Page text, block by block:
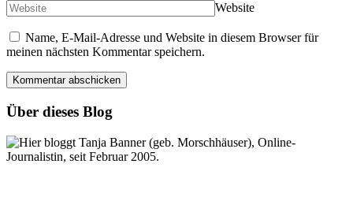
Website
Name, E-Mail-Adresse und Website in diesem Browser für
meinen nächsten Kommentar speichern.
Über dieses Blog
Hier bloggt Tanja Banner (geb. Morschhäuser), Online-
Journalistin, seit Februar 2005.